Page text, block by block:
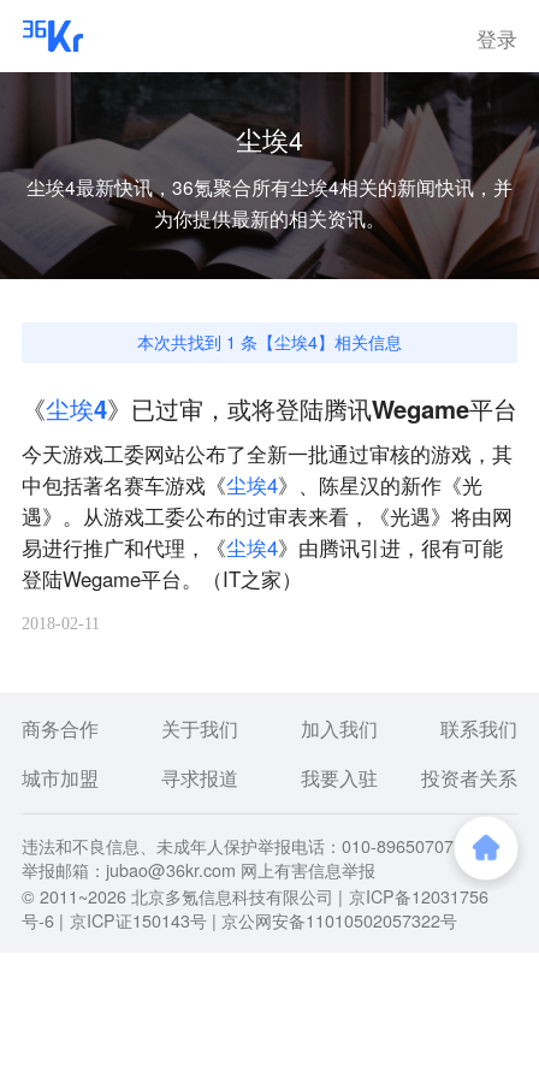
登录
尘埃4
尘埃4最新快讯，36氪聚合所有尘埃4相关的新闻快讯，并
为你提供最新的相关资讯。
本次共找到 1 条【尘埃4】相关信息
《尘埃4》已过审，或将登陆腾讯Wegame平台
今天游戏工委网站公布了全新一批通过审核的游戏，其
中包括著名赛车游戏《尘埃4》、陈星汉的新作《光
遇》。从游戏工委公布的过审表来看，《光遇》将由网
易进行推广和代理，《尘埃4》由腾讯引进，很有可能
登陆Wegame平台。（IT之家）
2018-02-11
商务合作 关于我们 加入我们
联系我们
城市加盟
寻求报道 我要入驻 投资者关系
违法和不良信息、未成年人保护举报电话：010-89650707
举报邮箱：jubao@36kr.com 网上有害信息举报
© 2011~2026北京多氪信息科技有限公司 | 京ICP备12031756
号-6 | 京ICP证150143号 | 京公网安备11010502057322号